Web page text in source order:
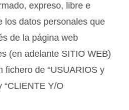
expreso, libre e
los datos personales que
de la página web
(en adelante SITIO WEB)
fichero de “USUARIOS y
“CLIENTE Y/O